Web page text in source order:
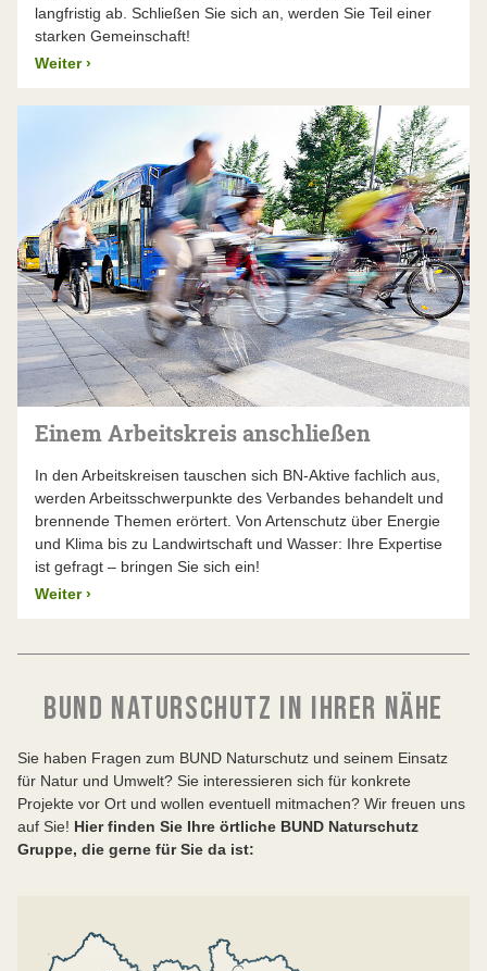
langfristig ab. Schließen Sie sich an, werden Sie Teil einer
starken Gemeinschaft!
Weiter ›
Einem Arbeitskreis anschließen
In den Arbeitskreisen tauschen sich BN-Aktive fachlich aus,
werden Arbeitsschwerpunkte des Verbandes behandelt und
brennende Themen erörtert. Von Artenschutz über Energie
und Klima bis zu Landwirtschaft und Wasser: Ihre Expertise
ist gefragt – bringen Sie sich ein!
Weiter ›
BUND NATURSCHUTZ IN IHRER NÄHE
Sie haben Fragen zum BUND Naturschutz und seinem Einsatz
für Natur und Umwelt? Sie interessieren sich für konkrete
Projekte vor Ort und wollen eventuell mitmachen? Wir freuen uns
auf Sie! Hier finden Sie Ihre örtliche BUND Naturschutz
Gruppe, die gerne für Sie da ist: